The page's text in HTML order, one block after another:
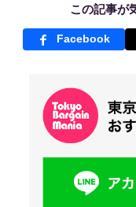
この記事が
Facebook